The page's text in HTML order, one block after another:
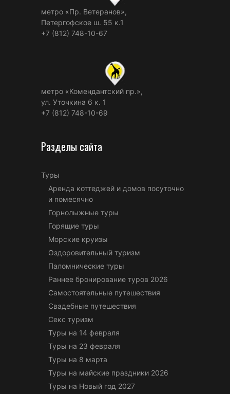
метро «Пр. Ветеранов»,
Петергофское ш. 55 к.1
+7 (812) 748-10-67
метро «Комендантский пр.»,
ул. Уточкина 6 к. 1
+7 (812) 748-10-69
Разделы сайта
Туры
Аренда коттеджей и домов посуточно
и помесячно
Горнолыжные туры
Горящие туры
Морские круизы
Оздоровительный туризм
Паломнические туры
Раннее бронирование туров 2026
Самостоятельные путешествия
Свадебные путешествия
Секс туризм
Туры на 14 февраля
Туры на 23 февраля
Туры на 8 марта
Туры на майские праздники 2026
Туры на Новый год 2027